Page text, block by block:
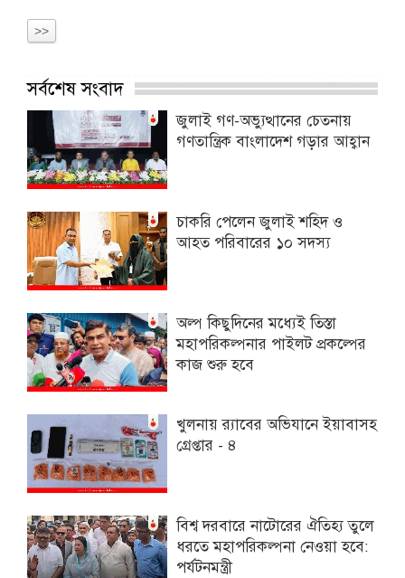
>>
সর্বশেষ সংবাদ
জুলাই গণ-অভ্যুত্থানের চেতনায়
গণতান্ত্রিক বাংলাদেশ গড়ার আহ্বান
চাকরি পেলেন জুলাই শহিদ ও
আহত পরিবারের ১০ সদস্য
অল্প কিছুদিনের মধ্যেই তিস্তা
মহাপরিকল্পনার পাইলট প্রকল্পের
কাজ শুরু হবে
খুলনায় র‍্যাবের অভিযানে ইয়াবাসহ
গ্রেপ্তার - ৪
বিশ্ব দরবারে নাটোরের ঐতিহ্য তুলে
ধরতে মহাপরিকল্পনা নেওয়া হবে:
পর্যটনমন্ত্রী